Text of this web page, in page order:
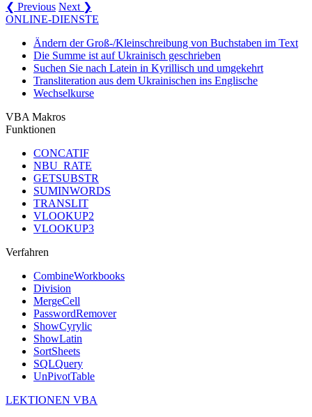
❮ Previous Next ❯
ONLINE-DIENSTE
Ändern der Groß-/Kleinschreibung von Buchstaben im Text
Die Summe ist auf Ukrainisch geschrieben
Suchen Sie nach Latein in Kyrillisch und umgekehrt
Transliteration aus dem Ukrainischen ins Englische
Wechselkurse
VBA Makros
Funktionen
CONCATIF
NBU_RATE
GETSUBSTR
SUMINWORDS
TRANSLIT
VLOOKUP2
VLOOKUP3
Verfahren
CombineWorkbooks
Division
MergeCell
PasswordRemover
ShowCyrylic
ShowLatin
SortSheets
SQLQuery
UnPivotTable
LEKTIONEN VBA